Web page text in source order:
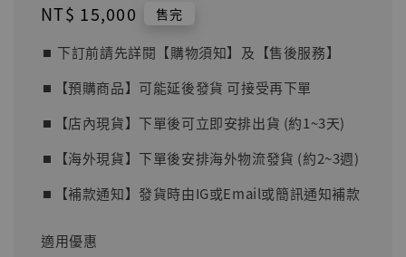
Regular
NT$ 15,000 售完
⏹︎ 下訂前請先詳閱【購物須知】及【售後服務】
⏹︎【預購商品】可能延後發貨 可接受再下單
⏹︎【店內現貨】下單後可立即安排出貨 (約1~3天)
⏹︎【海外現貨】下單後安排海外物流發貨 (約2~3週)
⏹︎【補款通知】發貨時由IG或Email或簡訊通知補款
適用優惠